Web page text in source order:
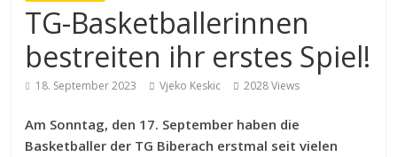
TG-Basketballerinnen
bestreiten ihr erstes Spiel!
18. September 2023 Vjeko Keskic 2028 Views
Am Sonntag, den 17. September haben die
Basketballer der TG Biberach erstmal seit vielen